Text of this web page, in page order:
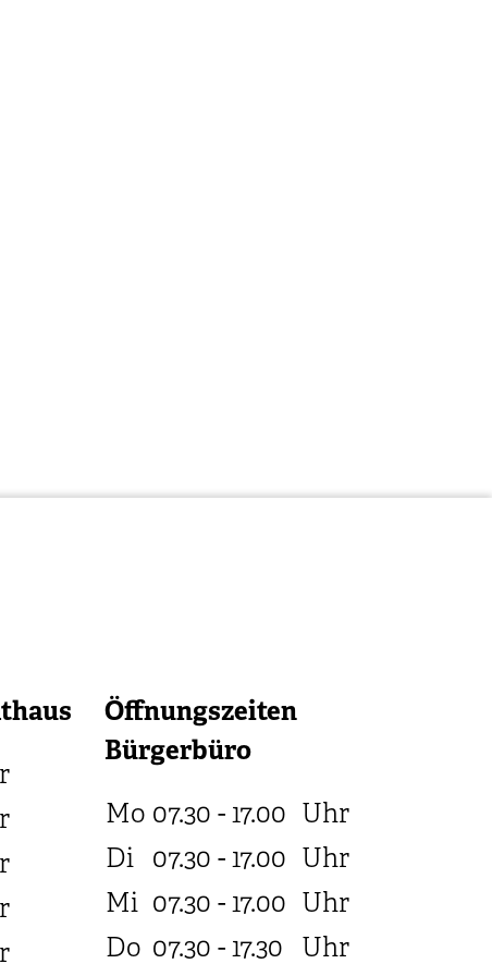
Öffnungszeiten
Bürgerbüro
Mo 07.30 - 17.00 Uhr
Di 07.30 - 17.00 Uhr
Mi 07.30 - 17.00 Uhr
Do 07.30 - 17.30 Uhr